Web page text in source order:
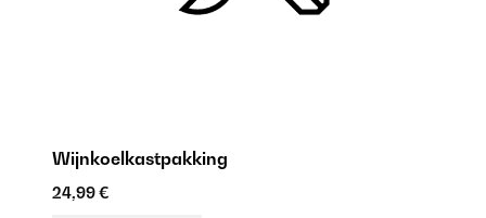
Wijnkoelkastpakking
24,99 €